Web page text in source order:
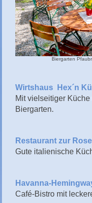
Biergarten
Wirtshaus Hex´n
Mit vielseitiger
Biergarten.
Restaurant zur Rose
Gute italienische
Havanna-
Café-Bistro mit